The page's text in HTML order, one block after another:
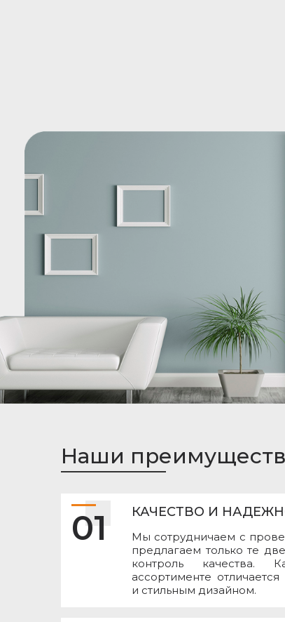
Наши
01 КАЧЕСТВО И
Мы сотрудничаем с
предлагаем только те
контроль
ассортименте
и стильным дизайном.